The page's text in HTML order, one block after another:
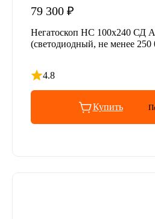
79 300 ₽
Негатоскоп НС 100х240 СД
(светодиодный, не менее
4.8
Рейтинг 4.8 из 5
Купить